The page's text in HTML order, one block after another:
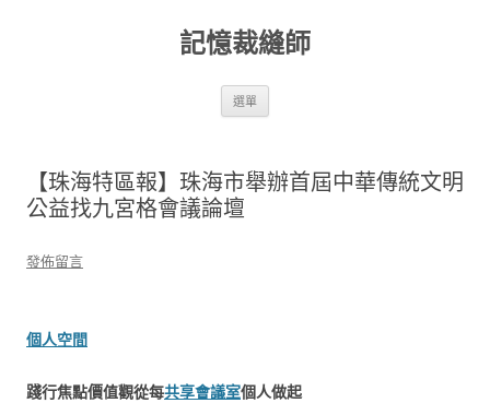
記憶裁縫師
選單
【珠海特區報】珠海市舉辦首屆中華傳統文明
公益找九宮格會議論壇
發佈留言
個人空間
踐行焦點價值觀從每共享會議室個人做起